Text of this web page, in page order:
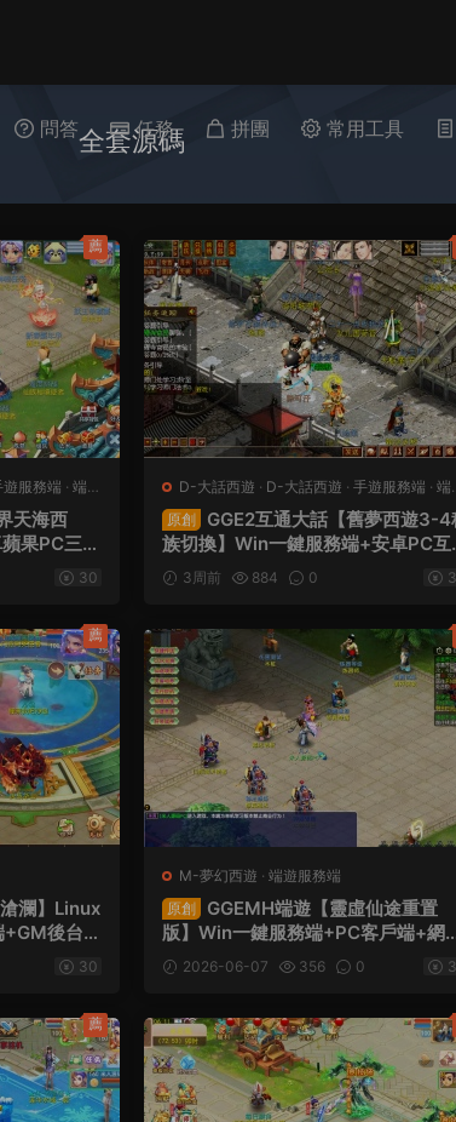
問答 任務 拼團 常用工具
全套源碼
遊服務端 · 端遊
天海西
果PC三端
頻架設教
30
薦
D-大話西遊 · D-大話西遊 · 手遊服務端 · 端
服務端
原創
GGE2互通大話【舊夢西遊3-4
族切換】Win一鍵服務端+安卓PC互
客戶端+内置GM工具+全套源碼+視
架設教程
3周前 884 0
瀾】Linux
+GM後台
30
薦
M-夢幻西遊 · 端遊服務端
原創
GGEMH端遊【靈虛仙途重置
版】Win一鍵服務端+PC客戶端+網
+内置GM+全套源碼+視頻架設教程
2026-06-07 356 0
薦